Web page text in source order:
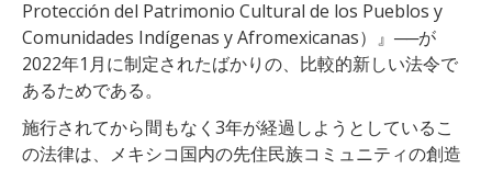
Protección del Patrimonio Cultural de los Pueblos y
Comunidades Indígenas y Afromexicanas）』──が
2022年1月に制定されたばかりの、比較的新しい法令で
あるためである。
施行されてから間もなく3年が経過しようとしているこ
の法律は、メキシコ国内の先住民族コミュニティの創造